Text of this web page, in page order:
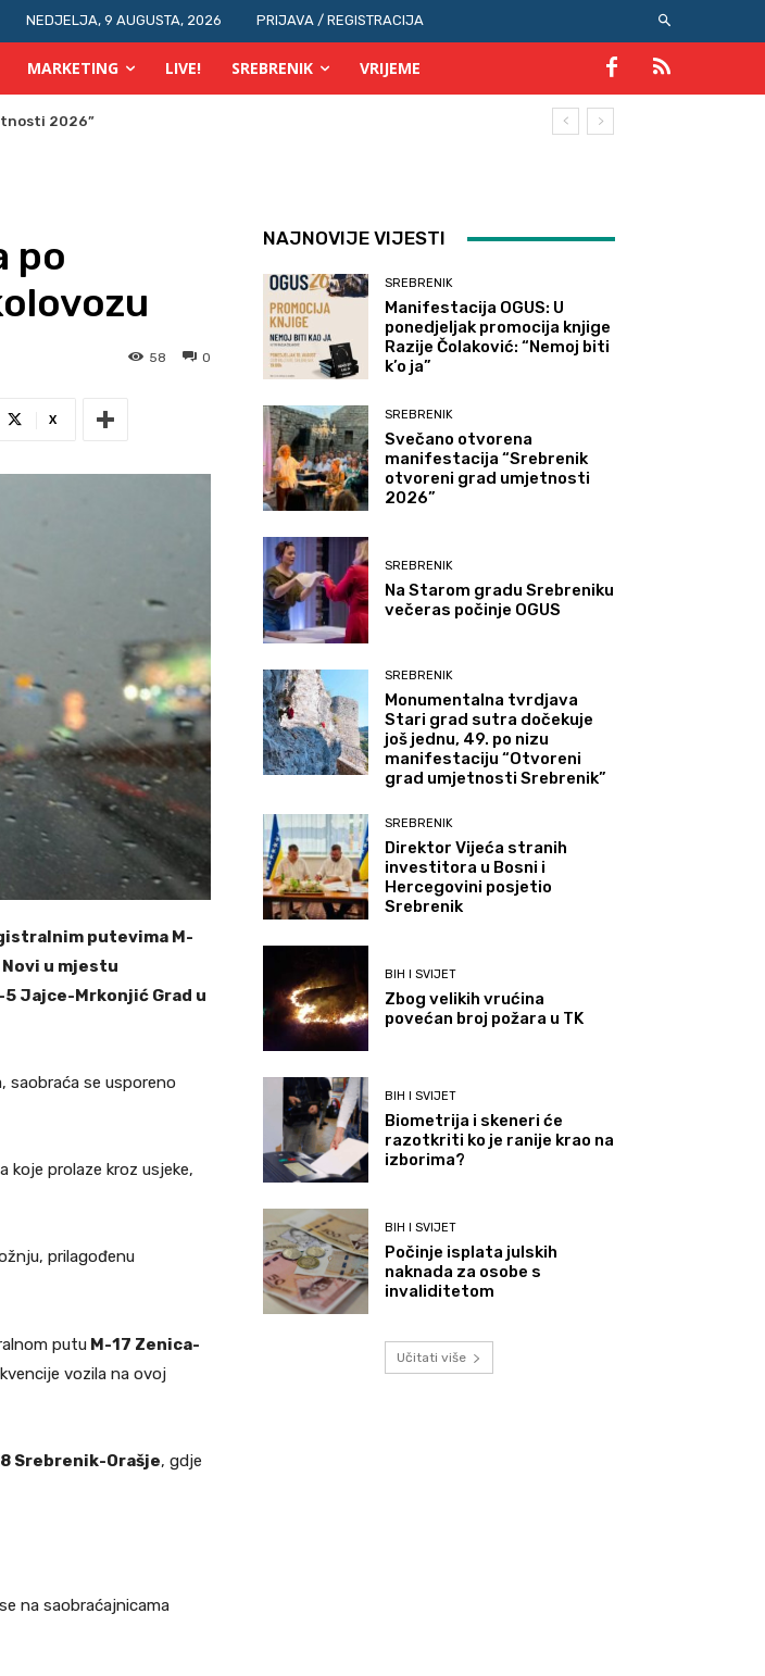
NEDJELJA, 9 AUGUSTA, 2026 PRIJAVA / REGISTRACIJA
MARKETING LIVE! SREBRENIK VRIJEME
po
0
58
X
putevima M-
u mjestu
Jajce-Mrkonjić Grad u
saobraća se usporeno
koje prolaze kroz usjeke,
prilagođenu
putu M-17 Zenica-
vozila na ovoj
Srebrenik-Orašje, gdje
na saobraćajnicama
NAJNOVIJE VIJESTI
SREBRENIK
Manifestacija OGUS: U
ponedjeljak promocija knjige
Razije Čolaković: “Nemoj biti
k’o ja”
SREBRENIK
Svečano otvorena
manifestacija “Srebrenik
otvoreni grad umjetnosti
2026”
SREBRENIK
Na Starom gradu Srebreniku
večeras počinje OGUS
SREBRENIK
Monumentalna tvrdjava
Stari grad sutra dočekuje
još jednu, 49. po nizu
manifestaciju “Otvoreni
grad umjetnosti Srebrenik”
SREBRENIK
Direktor Vijeća stranih
investitora u Bosni i
Hercegovini posjetio
Srebrenik
BIH I SVIJET
Zbog velikih vrućina
povećan broj požara u TK
BIH I SVIJET
Biometrija i skeneri će
razotkriti ko je ranije krao na
izborima?
BIH I SVIJET
Počinje isplata julskih
naknada za osobe s
invaliditetom
Učitati više